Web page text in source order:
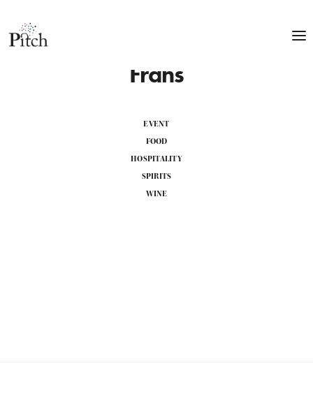
Frans
EVENT
FOOD
HOSPITALITY
SPIRITS
WINE